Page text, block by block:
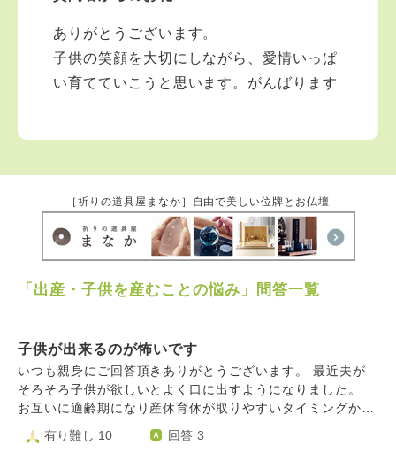
ありがとうございます。
子供の笑顔を大切にしながら、愛情いっぱ
い育てていこうと思います。がんばります
［祈りの道具屋まなか］自由で美しい位牌とお仏壇
「出産・子供を産むことの悩み」問答一覧
子供が出来るのが怖いです
いつも親身にご回答頂きありがとうございます。 最近夫が
そろそろ子供が欲しいとよく口に出すようになりました。
お互いに適齢期になり産休育休が取りやすいタイミングから
逆算すると確かにちょうど良い時期なのだと頭では分かって
いるつもりです。 しかし気持ちが追いつかず、不安が勝っ
有り難し 10 回答 3